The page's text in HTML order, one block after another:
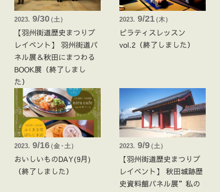
2023. 9/30
（土 ）
【羽州街道歴史まつりプ
レイベント】 羽州街道パ
ネル展＆秋田にまつわる
BOOK展（終了しまし
た）
2023. 9/21
（木 ）
ピラティスレッスン
vol.2（終了しました）
2023. 9/16
（金・土 ）
おいしいものDAY(9月)
（終了しました）
2023. 9/9
（土 ）
【羽州街道歴史まつりプ
レイベント】 秋田城跡歴
史資料館パネル展”私の